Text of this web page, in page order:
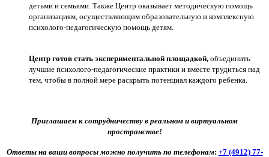
детьми и семьями. Также Центр оказывает методическую помощь
организациям, осуществляющим образовательную и комплексную
психолого-педагогическую помощь детям.
Центр готов стать экспериментальной площадкой, объединить
лучшие психолого-педагогические практики и вместе трудиться над
тем, чтобы в полной мере раскрыть потенциал каждого ребенка.
Приглашаем к сотрудничеству в реальном и виртуальном
пространстве!
Ответы на ваши вопросы можно получить по телефонам: +7 (4912) 77-